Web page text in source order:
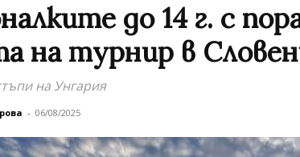
до 14 г. с
на турнир в
на Унгария
- 06/08/2025